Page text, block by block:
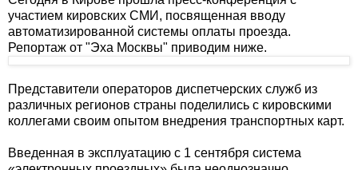
участием кировских СМИ, посвященная вводу
автоматизированной системы оплаты проезда.
Репортаж от "Эха Москвы" приводим ниже.
Представители операторов диспетчерских служб из
различных регионов страны поделились с кировскими
коллегами своим опытом внедрения транспортных карт.
Введенная в эксплуатацию с 1 сентября система